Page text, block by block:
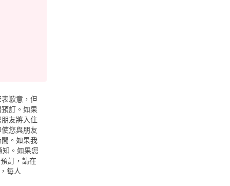
歉意，但
訂。如果
友將入住
您與朋友
。如果我
。如果您
訂，請在
每人